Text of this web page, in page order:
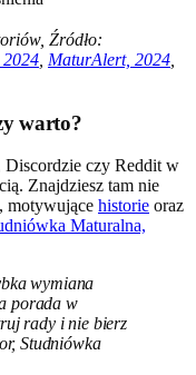
Źródło:
MaturAlert, 2024
warto?
Discordzie czy Reddit w
Znajdziesz tam nie
motywujące historie oraz
Maturalna,
wymiana
porada w
rady i nie bierz
Studniówka